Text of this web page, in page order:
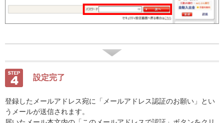
設定完了
登録したメールアドレス宛に「メールアドレス認証のお願い」とい
うメールが送信されます。